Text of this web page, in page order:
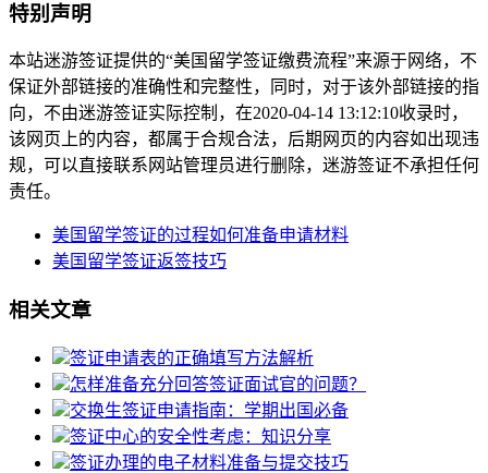
特别声明
本站迷游签证提供的“美国留学签证缴费流程”来源于网络，不
保证外部链接的准确性和完整性，同时，对于该外部链接的指
向，不由迷游签证实际控制，在2020-04-14 13:12:10收录时，
该网页上的内容，都属于合规合法，后期网页的内容如出现违
规，可以直接联系网站管理员进行删除，迷游签证不承担任何
责任。
美国留学签证的过程如何准备申请材料
美国留学签证返签技巧
相关文章
签证申请表的正确填写方法解析
怎样准备充分回答签证面试官的问题？
交换生签证申请指南：学期出国必备
签证中心的安全性考虑：知识分享
签证办理的电子材料准备与提交技巧